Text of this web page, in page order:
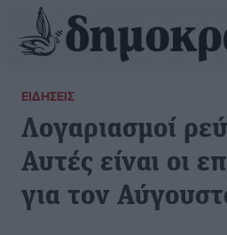
ΕΙΔΉΣΕΙΣ
Λογαριασμοί
Αυτές είναι οι
για τον